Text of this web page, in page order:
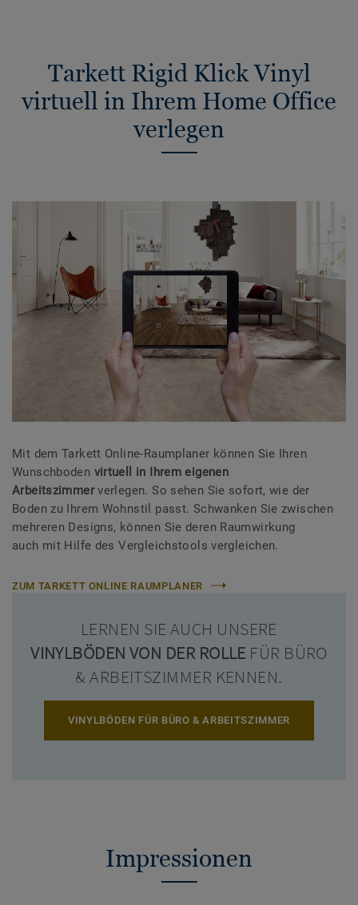
Tarkett Rigid Klick Vinyl
virtuell in Ihrem Home Office
verlegen
Mit dem Tarkett Online-Raumplaner können Sie Ihren
Wunschboden virtuell in Ihrem eigenen
Arbeitszimmerverlegen. So sehen Sie sofort, wie der
Boden zu Ihrem Wohnstil passt. Schwanken Sie zwischen
mehreren Designs, können Sie deren Raumwirkung
auch mit Hilfe des Vergleichstools vergleichen.
ZUM TARKETT ONLINE RAUMPLANER
LERNEN SIE AUCH UNSERE
VINYLBÖDEN VON DER ROLLE FÜR BÜRO
& ARBEITSZIMMER KENNEN.
VINYLBÖDEN FÜR BÜRO & ARBEITSZIMMER
Impressionen